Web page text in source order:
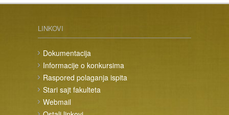
LINKOVI
Dokumentacija
Informacije o konkursima
Raspored polaganja ispita
Stari sajt fakulteta
Webmail